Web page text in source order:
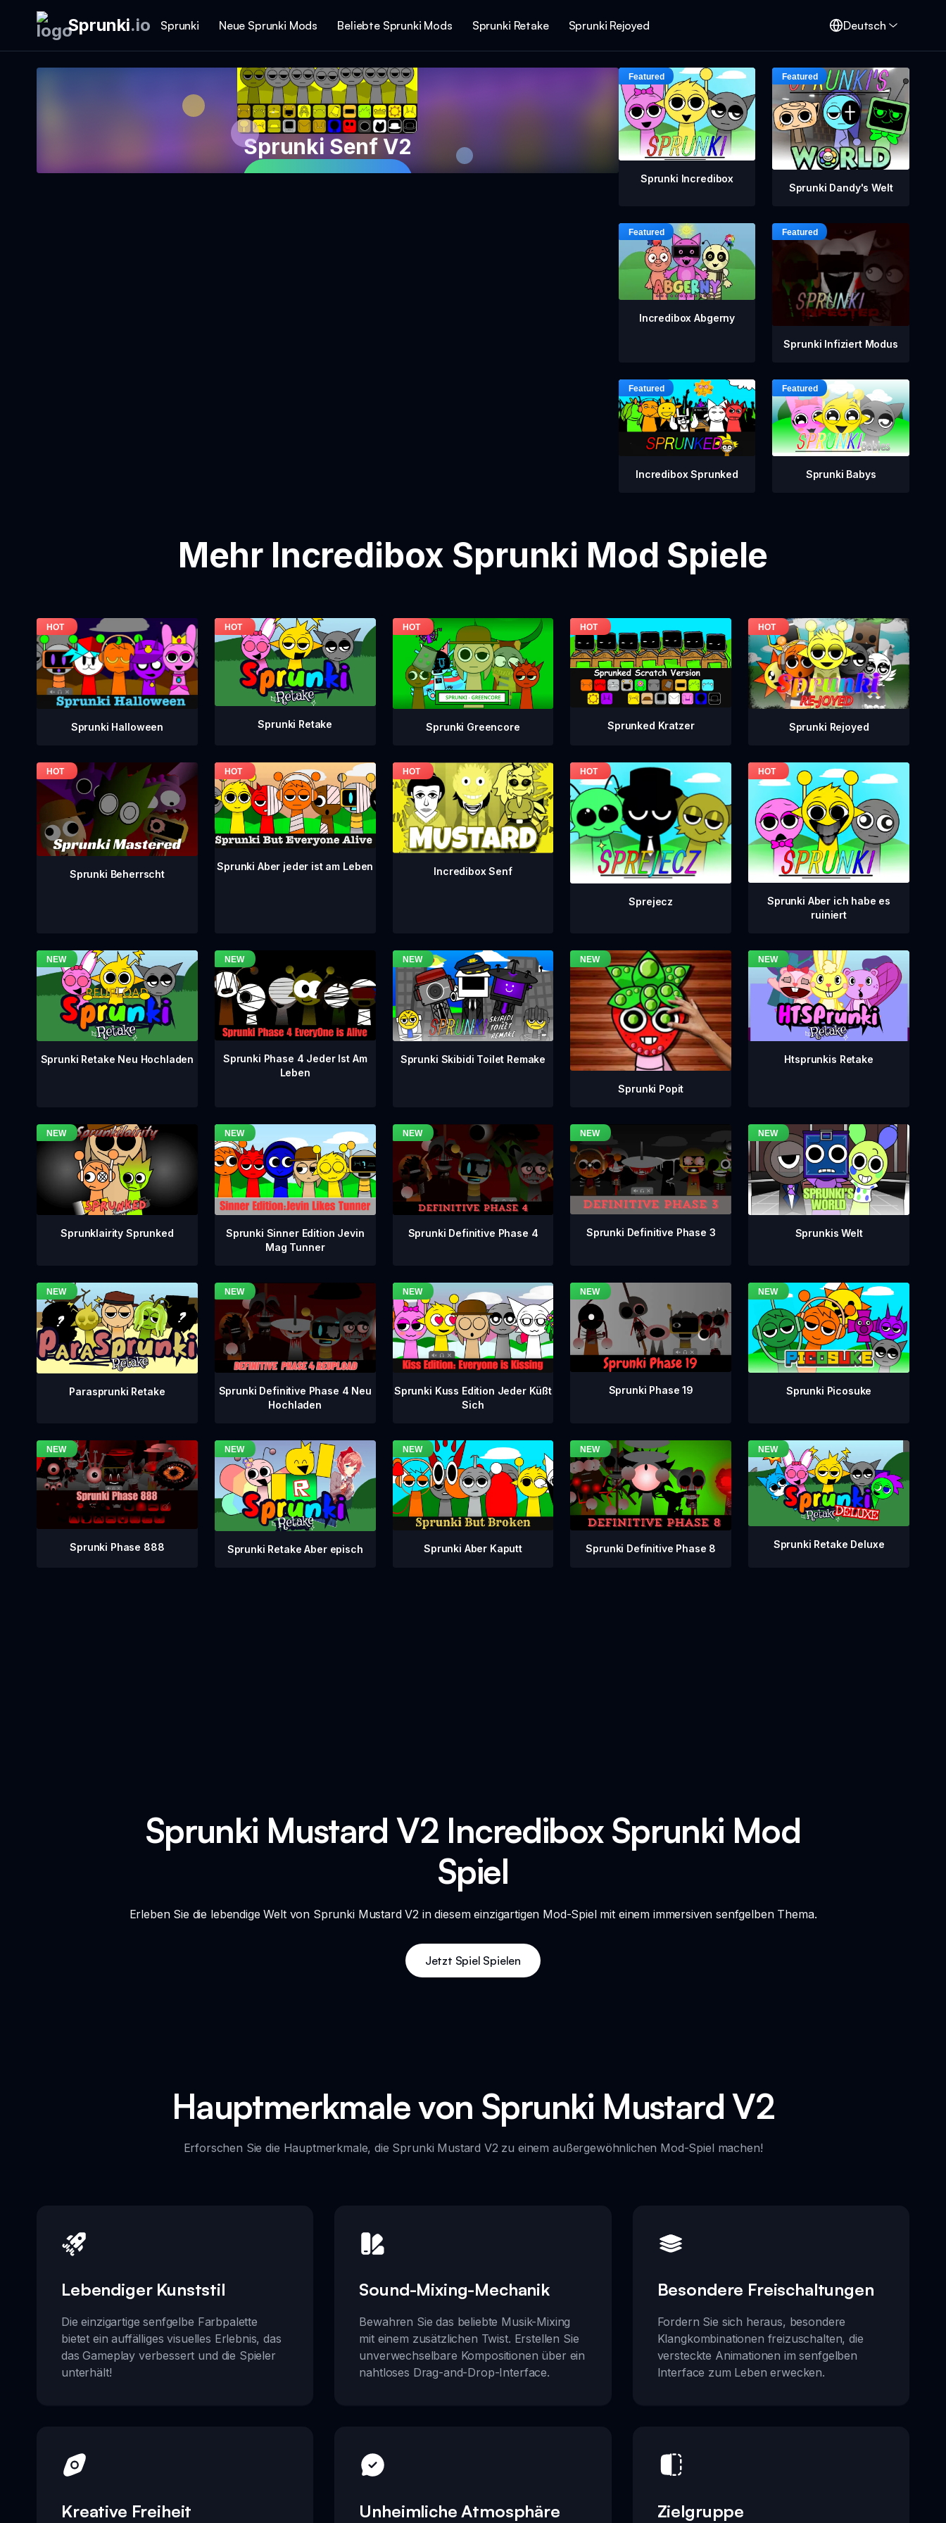
Sprunki.io Sprunki Neue Sprunki Mods Beliebte Sprunki Mods Sprunki Retake Sprunki Rejoyed Deutsch
Sprunki Senf V2
Sprunki Incredibox
Sprunki Dandy's Welt
Incredibox Abgerny
Sprunki Infiziert Modus
Incredibox Sprunked Sprunki Babys
Mehr Incredibox Sprunki Mod Spiele
Sprunki Halloween Sprunki Retake Sprunki Greencore Sprunked Kratzer Sprunki Rejoyed
Sprunki Beherrscht
Sprunki Aber jeder ist am Leben Incredibox Senf
Sprejecz
Sprunki Aber ich habe es
ruiniert
Sprunki Retake Neu Hochladen
Sprunki Phase 4 Jeder Ist Am
Leben
Sprunki Skibidi Toilet Remake
Sprunki Popit
Htsprunkis Retake
Sprunklairity Sprunked
Sprunki Sinner Edition Jevin
Mag Tunner
Sprunki Definitive Phase 4 Sprunki Definitive Phase 3 Sprunkis Welt
Parasprunki Retake
Sprunki Definitive Phase 4 Neu
Hochladen
Sprunki Kuss Edition Jeder Küßt
Sich
Sprunki Phase 19 Sprunki Picosuke
Sprunki Phase 888 Sprunki Retake Aber episch Sprunki Aber Kaputt Sprunki Definitive Phase 8 Sprunki Retake Deluxe
Sprunki Mustard V2 Incredibox Sprunki Mod
Spiel
Erleben Sie die lebendige Welt von Sprunki Mustard V2 in diesem einzigartigen Mod-Spiel mit einem immersiven senfgelben Thema.
Jetzt Spiel Spielen
Hauptmerkmale von Sprunki Mustard V2
Erforschen Sie die Hauptmerkmale, die Sprunki Mustard V2 zu einem außergewöhnlichen Mod-Spiel machen!
Lebendiger Kunststil
Die einzigartige senfgelbe Farbpalette
bietet ein auffälliges visuelles Erlebnis, das
das Gameplay verbessert und die Spieler
unterhält!
Sound-Mixing-Mechanik
Bewahren Sie das beliebte Musik-Mixing
mit einem zusätzlichen Twist. Erstellen Sie
unverwechselbare Kompositionen über ein
nahtloses Drag-and-Drop-Interface.
Besondere Freischaltungen
Fordern Sie sich heraus, besondere
Klangkombinationen freizuschalten, die
versteckte Animationen im senfgelben
Interface zum Leben erwecken.
Kreative Freiheit Unheimliche Atmosphäre Zielgruppe